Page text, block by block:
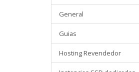
General
Guias
Hosting Revendedor